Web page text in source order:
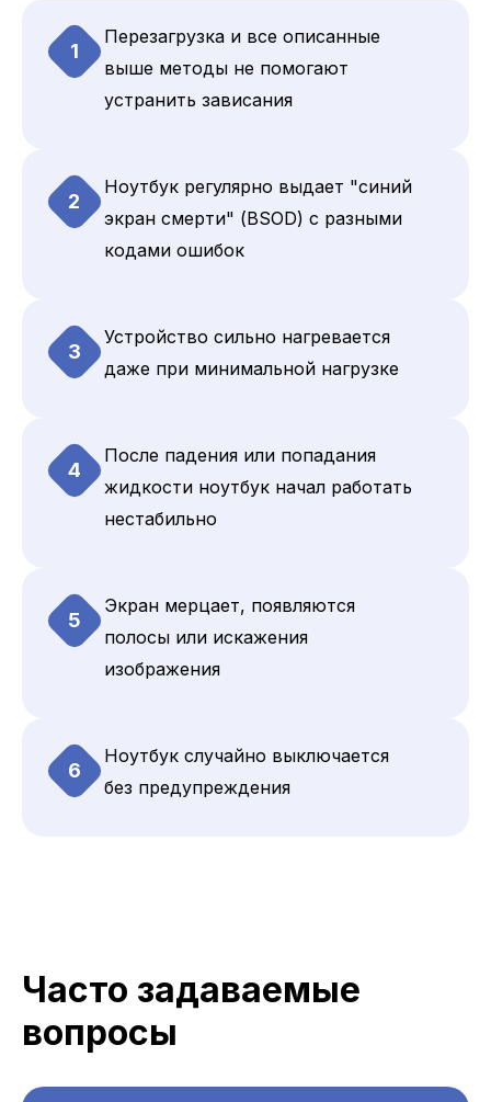
1
Перезагрузка и все описанные
выше методы не помогают
устранить зависания
2
Ноутбук регулярно выдает "синий
экран смерти" (BSOD) с разными
кодами ошибок
3
Устройство сильно нагревается
даже при минимальной нагрузке
4
После падения или попадания
жидкости ноутбук начал работать
нестабильно
5
Экран мерцает, появляются
полосы или искажения
изображения
6
Ноутбук случайно выключается
без предупреждения
Часто задаваемые
вопросы